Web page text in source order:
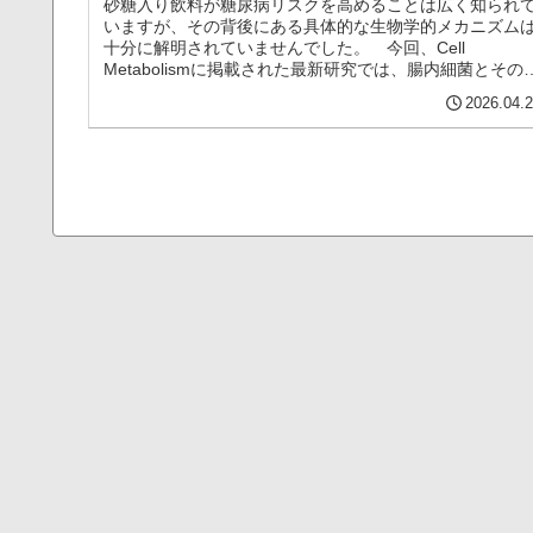
砂糖入り飲料が糖尿病リスクを高めることは広く知られ
いますが、その背後にある具体的な生物学的メカニズム
十分に解明されていませんでした。 今回、Cell
Metabolismに掲載された最新研究では、腸内細菌とその